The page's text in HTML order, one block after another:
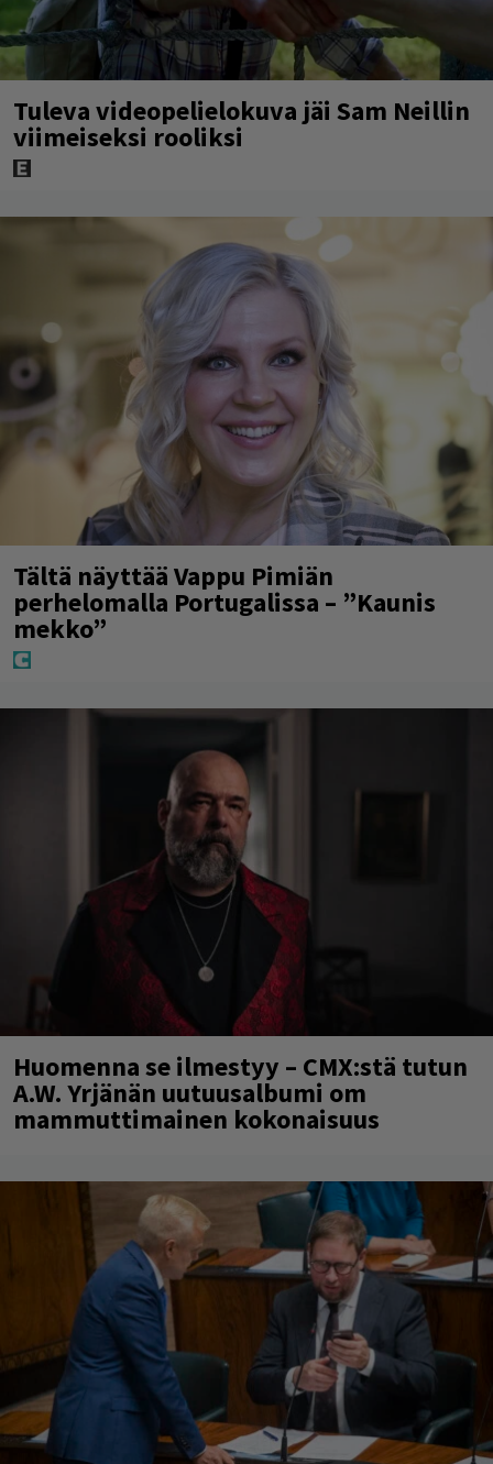
Tuleva videopelielokuva jäi Sam Neillin
viimeiseksi rooliksi
Tältä näyttää Vappu Pimiän
perhelomalla Portugalissa – ”Kaunis
mekko”
Huomenna se ilmestyy – CMX:stä tutun
A.W. Yrjänän uutuusalbumi om
mammuttimainen kokonaisuus